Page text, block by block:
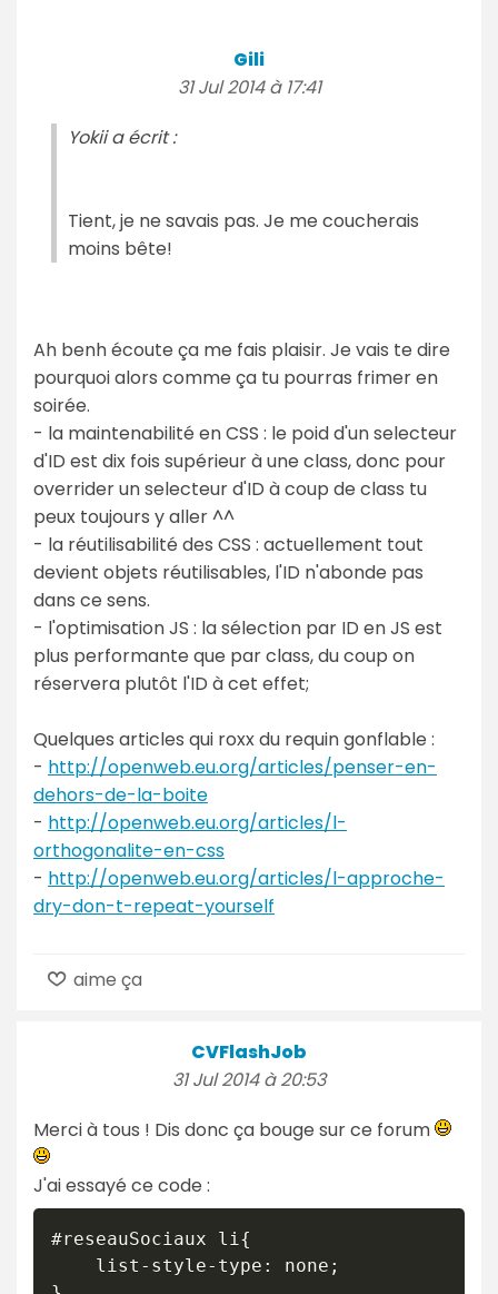
Gili
31 Jul 2014 à 17:41
Yokii a écrit :
Tient, je ne savais pas. Je me coucherais
moins bête!
Ah benh écoute ça me fais plaisir. Je vais te dire
pourquoi alors comme ça tu pourras frimer en
soirée.
- la maintenabilité en CSS : le poid d'un selecteur
d'ID est dix fois supérieur à une class, donc pour
overrider un selecteur d'ID à coup de class tu
peux toujours y aller ^^
- la réutilisabilité des CSS : actuellement tout
devient objets réutilisables, l'ID n'abonde pas
dans ce sens.
- l'optimisation JS : la sélection par ID en JS est
plus performante que par class, du coup on
réservera plutôt l'ID à cet effet;
Quelques articles qui roxx du requin gonflable :
- http://openweb.eu.org/articles/penser-en-
dehors-de-la-boite
- http://openweb.eu.org/articles/l-
orthogonalite-en-css
- http://openweb.eu.org/articles/l-approche-
dry-don-t-repeat-yourself
aime ça
CVFlashJob
31 Jul 2014 à 20:53
Merci à tous ! Dis donc ça bouge sur ce forum
J'ai essayé ce code :
#reseauSociaux li{
    list-style-type: none;